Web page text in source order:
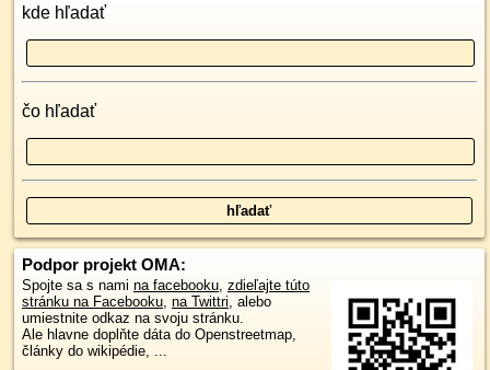
kde hľadať
čo hľadať
Podpor projekt OMA:
Spojte sa s nami na facebooku, zdieľajte túto
stránku na Facebooku, na Twittri, alebo
umiestnite odkaz na svoju stránku.
Ale hlavne doplňte dáta do Openstreetmap,
články do wikipédie, ...